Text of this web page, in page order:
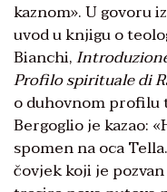
kaznom». U govoru
uvod u knjigu o
Bianchi,
Profilo spirituale di
o duhovnom profilu
Bergoglio je kazao:
spomen na oca
čovjek koji je